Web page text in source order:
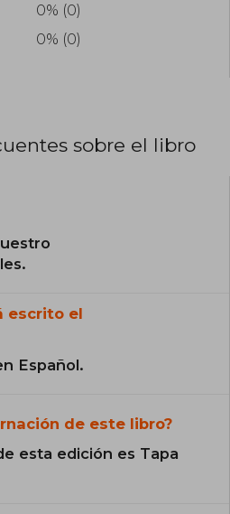
0% (0)
0% (0)
sobre el libro
escrito el
Español.
de este libro?
esta edición es Tapa